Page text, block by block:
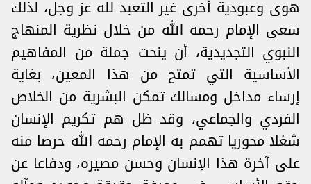
هوى وعبودية أخرى غير التعبد لله عز وجل، لذلك
سعى الإمام رحمه الله من خلال نظرية المنهاج
النبوي التجديدية، أن ينحت جملة من المفاهيم
الأساسية التي تمتح من هذا المعين، بغاية
إرساء مداخل ومسالك تمكن البشرية من الخلاص
الفردي والجماعي، وقد ظل هم تكريم الإنسان
شغلا محوريا تهمم به الإمام رحمه الله حرصا منه
على آخرة هذا الإنسان وحسن مصيره، ودفاعا عن